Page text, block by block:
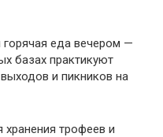
еда вечером —
базах практикуют
и пикников на
хранения трофеев и